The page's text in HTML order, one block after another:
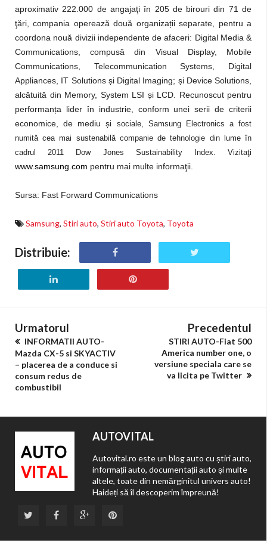
aproximativ 222.000 de angajaţi în 205 de birouri din 71 de
ţări, compania operează două organizații separate, pentru a
coordona nouă divizii independente de afaceri: Digital Media &
Communications, compusă din Visual Display, Mobile
Communications, Telecommunication Systems, Digital
Appliances, IT Solutions și Digital Imaging; și Device Solutions,
alcătuită din Memory, System LSI și LCD. Recunoscut pentru
performanța lider în industrie, conform unei serii de criterii
economice, de mediuși sociale, Samsung Electronics a fost
numită cea mai sustenabilă companie de tehnologie din lume în
cadrul 2011 Dow Jones Sustainability Index. Vizitaţi
www.samsung.com pentru mai multe informaţii.
Sursa: Fast Forward Communications
Samsung, Stiri auto, Stiri auto Toyota, Toyota
Distribuie:
Urmatorul
INFORMATII AUTO-
Mazda CX-5 si SKYACTIV
– placerea de a conduce si
consum redus de
combustibil
Precedentul
STIRI AUTO-Fiat 500
America number one, o
versiune speciala care se
va licita pe Twitter
AUTOVITAL
Autovital.ro este un blog auto cu știri auto,
informații auto, documentații auto și multe
altele, toate din nemărginitul univers auto!
Haideți să îl descoperim împreună!